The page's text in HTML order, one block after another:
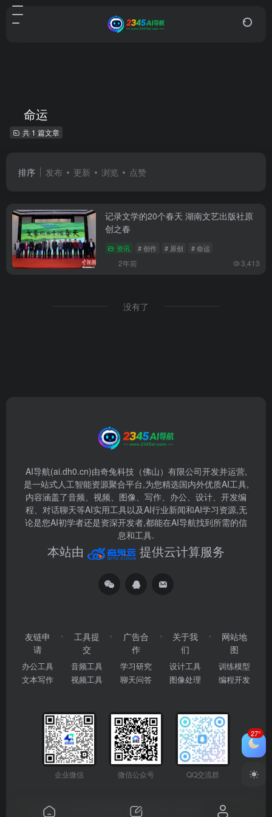
命运
共 1 篇文章
排序 发布 更新 浏览 点赞
记录文学的20个春天 湖南文艺出版社原
创之春
资讯 # 创作 # 原创 # 命运
2年前 3,413
没有了
AI导航(ai.dh0.cn)由奇兔科技（佛山）有限公司开发并运营,
是一站式人工智能资源聚合平台,为您精选国内外优质AI工具,
内容涵盖了音频、视频、图像、写作、办公、设计、开发编
程、对话聊天等AI实用工具以及AI行业新闻和AI学习资源,无
论是您AI初学者还是资深开发者,都能在AI导航找到所需的信
息和工具.
本站由 提供云计算服务
友链申
请
办公工具
文本写作
工具提
交
音频工具
视频工具
广告合
作
学习研究
聊天问答
关于我
们
设计工具
图像处理
网站地
图
训练模型
编程开发
企业微信 微信公众号 QQ交流群
Copyright © 2026 粤ICP备2024177666号
27°